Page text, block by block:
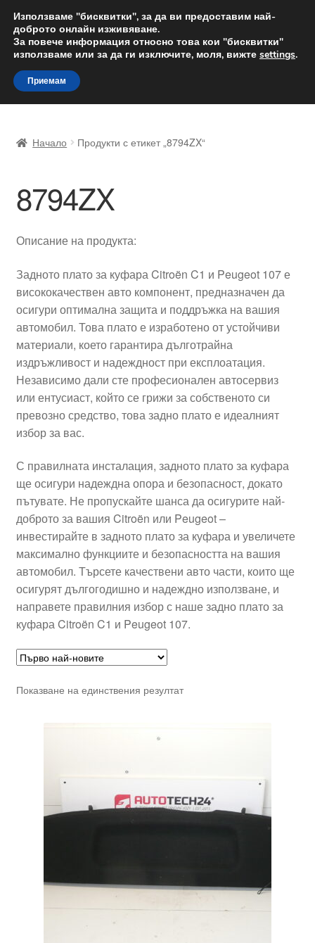
ДОСТАВКА от 12 лв.
Доставка по целия свят
Skip
to
navigation
Skip
to
content
Доставка по целия свят
Жалби
Моята сметка
Плащанията
Политика за поверителност
Процедура за рекламации
Разгледайте
Транспорт
Начало Продукти с етикет „8794ZX“
8794ZX
Описание на продукта:
Задното плато за куфара Citroën C1 и Peugeot 107 е
висококачествен авто компонент, предназначен да
осигури оптимална защита и поддръжка на вашия
автомобил. Това плато е изработено от устойчиви
материали, което гарантира дълготрайна
издръжливост и надеждност при експлоатация.
Независимо дали сте професионален автосервиз
или ентусиаст, който се грижи за собственото си
превозно средство, това задно плато е идеалният
избор за вас.
С правилната инсталация, задното плато за куфара
ще осигури надеждна опора и безопасност, докато
пътувате. Не пропускайте шанса да осигурите най-
доброто за вашия Citroën или Peugeot –
инвестирайте в задното плато за куфара и увеличете
максимално функциите и безопасността на вашия
автомобил. Търсете качествени авто части, които ще
осигурят дългогодишно и надеждно използване, и
направете правилния избор с наше задно плато за
куфара Citroën C1 и Peugeot 107.
Показване на единствения резултат
Използваме "бисквитки", за да ви предоставим най-
доброто онлайн изживяване.
За повече информация относно това кои "бисквитки"
използваме или за да ги изключите, моля, вижте settings.
Приемам